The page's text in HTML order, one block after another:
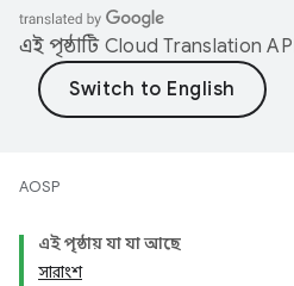
এই পৃষ্ঠাটি Cloud Translation
AOSP
এই পৃষ্ঠায় যা যা আছে
সারাংশ